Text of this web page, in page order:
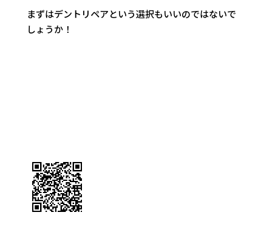
まずはデントリペアという選択もいいのではないで
しょうか！